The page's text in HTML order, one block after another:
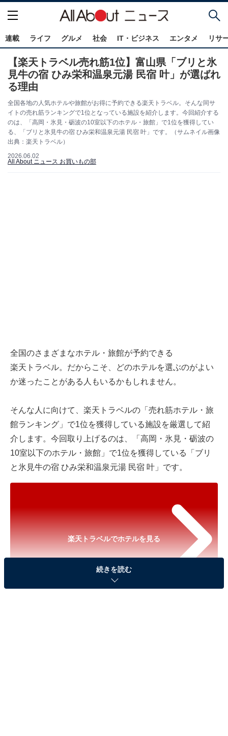
連載 ライフ グルメ 社会 IT・ビジネス エンタメ リサ
【楽天トラベル売れ筋1位】富山県「ブリと氷
見牛の宿 ひみ栄和温泉元湯 民宿 叶」が選ばれ
る理由
全国各地の人気ホテルや旅館がお得に予約できる楽天トラベル。そんな同サ
イトの売れ筋ランキングで1位となっている施設を紹介します。今回紹介する
のは、「高岡・氷見・砺波の10室以下のホテル・旅館」で1位を獲得してい
る、「ブリと氷見牛の宿 ひみ栄和温泉元湯 民宿 叶」です。（サムネイル画像
出典：楽天トラベル）
2026.06.02
All About ニュース お買いもの部
全国のさまざまなホテル・旅館が予約できる
楽天トラベル。だからこそ、どのホテルを選ぶのがよい
か迷ったことがある人もいるかもしれません。
そんな人に向けて、 楽天トラベルの「売れ筋ホテル・旅
館ランキング」で1位を獲得している施設を厳選して紹
介します。今回取り上げるのは、「高岡・氷見・砺波の
10室以下のホテル・旅館」で1位を獲得している「ブリ
と氷見牛の宿 ひみ栄和温泉元湯 民宿 叶」です。
楽天トラベルでホテルを見る
続きを読む